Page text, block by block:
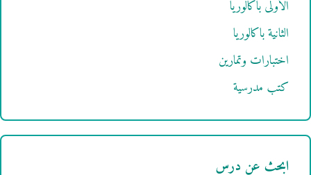
الأولى باكالوريا
الثانية باكالوريا
اختبارات وتمارين
كتب مدرسية
ابحث عن درس